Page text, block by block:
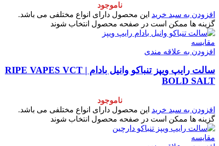
ناموجود
افزودن به سبد خرید این محصول دارای انواع مختلفی می باشد.
گزینه ها ممکن است در صفحه محصول انتخاب شوند
مقایسه
افزودن به علاقه مندی
سالت رایپ ویپز تنباکو وانیل بادام | RIPE VAPES VCT
BOLD SALT
ناموجود
افزودن به سبد خرید این محصول دارای انواع مختلفی می باشد.
گزینه ها ممکن است در صفحه محصول انتخاب شوند
مقایسه